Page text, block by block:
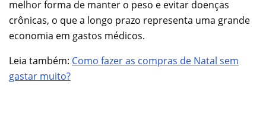
melhor forma de manter o peso e evitar doenças
crônicas, o que a longo prazo representa uma grande
economia em gastos médicos.
Leia também: Como fazer as compras de Natal sem
gastar muito?